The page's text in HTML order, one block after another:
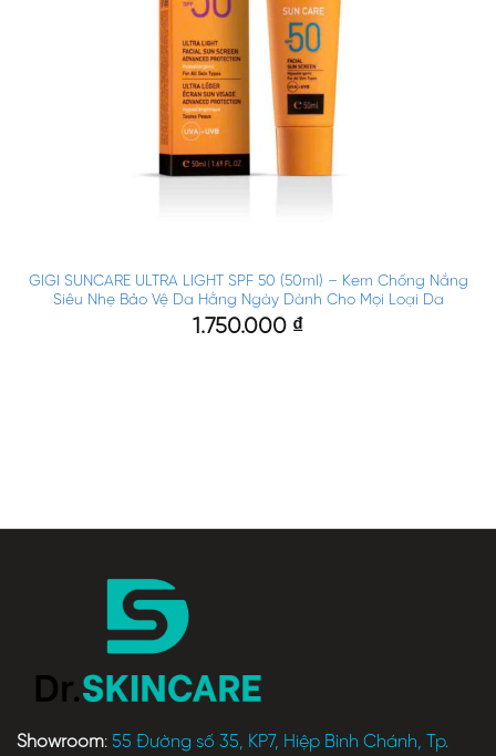
GIGI SUNCARE ULTRA LIGHT SPF 50 (50ml) – Kem Chống Nắng
Siêu Nhẹ Bảo Vệ Da Hằng Ngày Dành Cho Mọi Loại Da
1.750.000 ₫
Showroom: 55 Đường số 35, KP7, Hiệp Bình Chánh, Tp.